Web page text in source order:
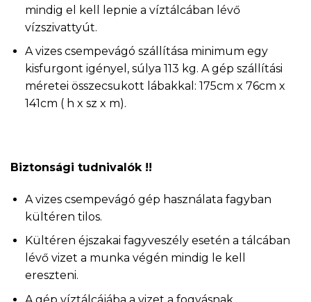
mindig el kell lepnie a víztálcában lévő
vízszivattyút.
A vizes csempevágó szállítása minimum egy
kisfurgont igényel, súlya 113 kg. A gép szállítási
méretei összecsukott lábakkal: 175cm x 76cm x
141cm ( h x sz x m).
Biztonsági tudnivalók !!
A vizes csempevágó gép használata fagyban
kültéren tilos.
Kültéren éjszakai fagyveszély esetén a tálcában
lévő vizet a munka végén mindig le kell
ereszteni.